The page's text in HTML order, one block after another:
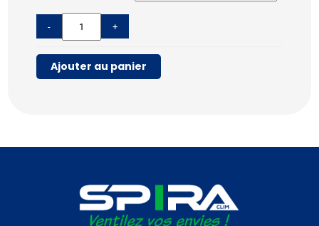
- +
Ajouter au panier